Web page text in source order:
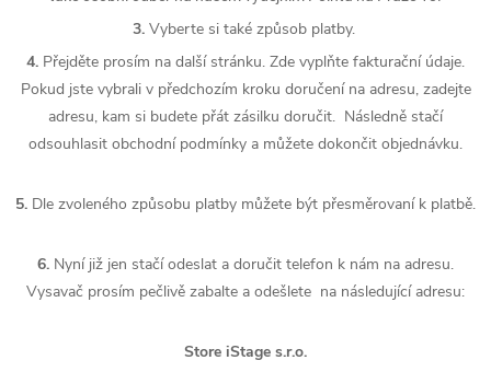
3.Vyberte si také způsob platby.
4. Přejděte prosím na další stránku. Zde vyplňte fakturační údaje.
Pokud jste vybrali v předchozím kroku doručení na adresu, zadejte
adresu, kam si budete přát zásilku doručit. Následně stačí
odsouhlasit obchodní podmínky a můžete dokončit objednávku.
5. Dle zvoleného způsobu platby můžete být přesměrovaní k platbě.
6. Nyní již jen stačí odeslat a doručit telefon k nám na adresu.
Vysavač prosím pečlivě zabalte a odešlete na následující adresu:
Store iStage s.r.o.